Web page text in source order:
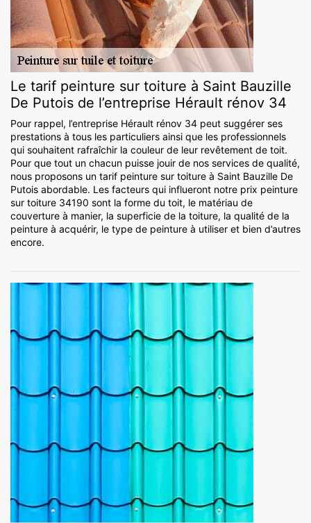
Le tarif peinture sur toiture à Saint Bauzille
De Putois de l’entreprise Hérault rénov 34
Pour rappel, l’entreprise Hérault rénov 34 peut suggérer ses
prestations à tous les particuliers ainsi que les professionnels
qui souhaitent rafraîchir la couleur de leur revêtement de toit.
Pour que tout un chacun puisse jouir de nos services de qualité,
nous proposons un tarif peinture sur toiture à Saint Bauzille De
Putois abordable. Les facteurs qui influeront notre prix peinture
sur toiture 34190 sont la forme du toit, le matériau de
couverture à manier, la superficie de la toiture, la qualité de la
peinture à acquérir, le type de peinture à utiliser et bien d’autres
encore.